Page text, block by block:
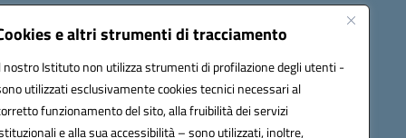
e altri strumenti di tracciamento
nostro Istituto non utilizza strumenti di profilazione degli utenti -
utilizzati esclusivamente cookies tecnici necessari al
funzionamento del sito, alla fruibilità dei servizi
e alla sua accessibilità – sono utilizzati, inoltre,
Note legali